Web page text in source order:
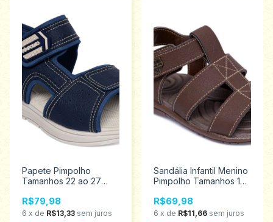
Papete Pimpolho
Tamanhos 22 ao 27
R$79,98
6 x de R$13,33 sem juros
Sandália Infantil Menino
Pimpolho Tamanhos 16
R$69,98
6 x de R$11,66 sem juros